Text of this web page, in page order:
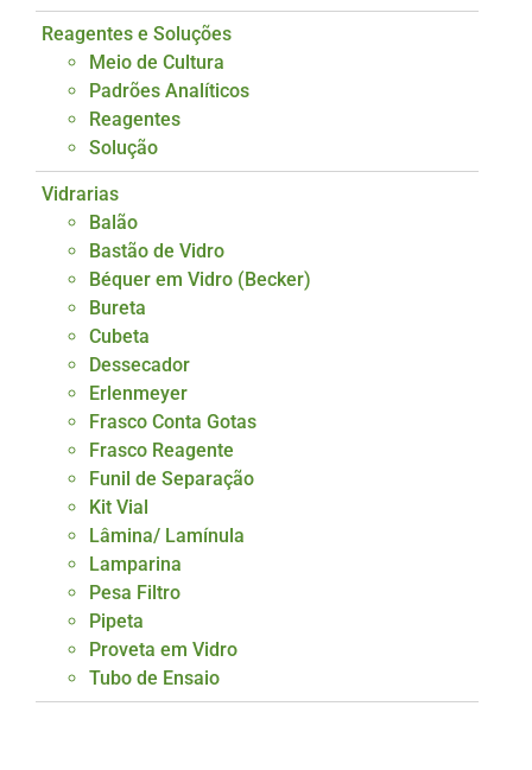
Reagentes e Soluções
Meio de Cultura
Padrões Analíticos
Reagentes
Solução
Vidrarias
Balão
Bastão de Vidro
Béquer em Vidro (Becker)
Bureta
Cubeta
Dessecador
Erlenmeyer
Frasco Conta Gotas
Frasco Reagente
Funil de Separação
Kit Vial
Lâmina/ Lamínula
Lamparina
Pesa Filtro
Pipeta
Proveta em Vidro
Tubo de Ensaio